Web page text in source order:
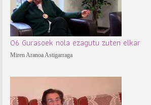
06 Gurasoek nola ezagutu zuten elkar
Miren Aranoa Astigarraga